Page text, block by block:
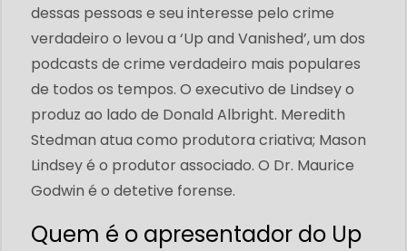
dessas pessoas e seu interesse pelo crime
verdadeiro o levou a ‘Up and Vanished’, um dos
podcasts de crime verdadeiro mais populares
de todos os tempos. O executivo de Lindsey o
produz ao lado de Donald Albright. Meredith
Stedman atua como produtora criativa; Mason
Lindsey é o produtor associado. O Dr. Maurice
Godwin é o detetive forense.
Quem é o apresentador do Up